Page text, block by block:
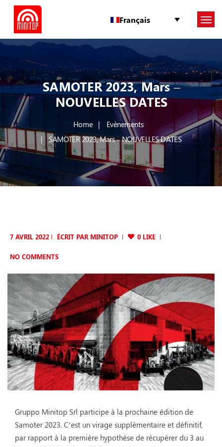
Français
SAMOTER 2023, Mars –
NOUVELLES DATES
Home
Evènements
SAMOTER 2023, Mars – NOUVELLES DATES
7 AVRIL 2022 ÉCRIT PAR MINITOP 0 LIKE
NO COMMENTS
Gruppo Minitop Srl participe à la prochaine édition de
Samoter 2023. C’est un virage supplémentaire et définitif,
par rapport à la première hypothèse de récupérer du 3 au